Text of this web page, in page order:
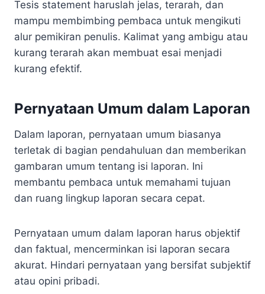
Tesis statement haruslah jelas, terarah, dan
mampu membimbing pembaca untuk mengikuti
alur pemikiran penulis. Kalimat yang ambigu atau
kurang terarah akan membuat esai menjadi
kurang efektif.
Pernyataan Umum dalam Laporan
Dalam laporan, pernyataan umum biasanya
terletak di bagian pendahuluan dan memberikan
gambaran umum tentang isi laporan. Ini
membantu pembaca untuk memahami tujuan
dan ruang lingkup laporan secara cepat.
Pernyataan umum dalam laporan harus objektif
dan faktual, mencerminkan isi laporan secara
akurat. Hindari pernyataan yang bersifat subjektif
atau opini pribadi.